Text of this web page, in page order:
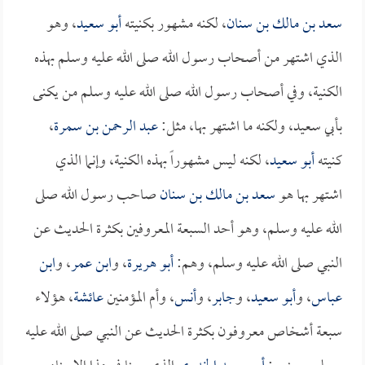
سعد بن مالك بن سنان، لكنه مشهور بكنيتهأبو سعيد، وهو
الذي اشتهر من أصحاب رسول الله صلى الله عليه وسلم بهذه
الكنية، وفي أصحاب رسول الله صلى الله عليه وسلم من يكنى
بأبي سعيد، ولكنه ما اشتهر بها، مثل:عبد الرحمن بن سمرة،
كنيتهأبو سعيد، لكنه ليس مشهوراً بهذه الكنية، وإنما الذي
اشتهر بها هوسعد بن مالك بن سنانصاحب رسول الله صلى
الله عليه وسلم، وهو أحد السبعة المعروفين بكثرة الحديث عن
النبي صلى الله عليه وسلم، وهم:أبو هريرة، وابن عمر، وابن
عباس، وأبو سعيد، وجابر، وأنس، وأم المؤمنينعائشة، هؤلاء
سبعة أشخاص معروفون بكثرة الحديث عن النبي صلى الله عليه